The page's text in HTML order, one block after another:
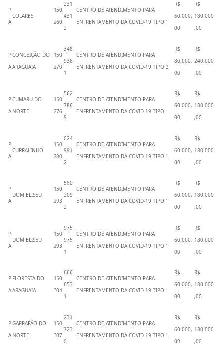
P
A
COLARES
150
260
231
431
2
CENTRO DE ATENDIMENTO PARA
ENFRENTAMENTO DA COVID-19 TIPO 1
R$
60.000,
00
R$
180.000
,00
P
A
CONCEIÇÃO DO
ARAGUAIA
150
270
348
936
1
CENTRO DE ATENDIMENTO PARA
ENFRENTAMENTO DA COVID-19 TIPO 2
R$
80.000,
00
R$
240.000
,00
P
A
CUMARU DO
NORTE
150
276
562
786
9
CENTRO DE ATENDIMENTO PARA
ENFRENTAMENTO DA COVID-19 TIPO 1
R$
60.000,
00
R$
180.000
,00
P
A
CURRALINHO
150
280
024
991
2
CENTRO DE ATENDIMENTO PARA
ENFRENTAMENTO DA COVID-19 TIPO 1
R$
60.000,
00
R$
180.000
,00
P
A
DOM ELISEU
150
293
560
209
2
CENTRO DE ATENDIMENTO PARA
ENFRENTAMENTO DA COVID-19 TIPO 1
R$
60.000,
00
R$
180.000
,00
P
A
DOM ELISEU
150
293
975
975
1
CENTRO DE ATENDIMENTO PARA
ENFRENTAMENTO DA COVID-19 TIPO 1
R$
60.000,
00
R$
180.000
,00
P
A
FLORESTA DO
ARAGUAIA
150
304
666
653
1
CENTRO DE ATENDIMENTO PARA
ENFRENTAMENTO DA COVID-19 TIPO 1
R$
60.000,
00
R$
180.000
,00
P
A
GARRAFÃO DO
NORTE
150
307
231
723
0
CENTRO DE ATENDIMENTO PARA
ENFRENTAMENTO DA COVID-19 TIPO 1
R$
60.000,
00
R$
180.000
,00